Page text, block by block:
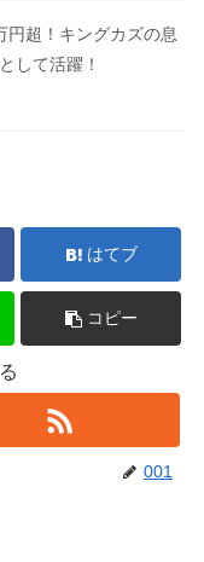
円超！キングカズの息
して活躍！
はてブ
コピー
001